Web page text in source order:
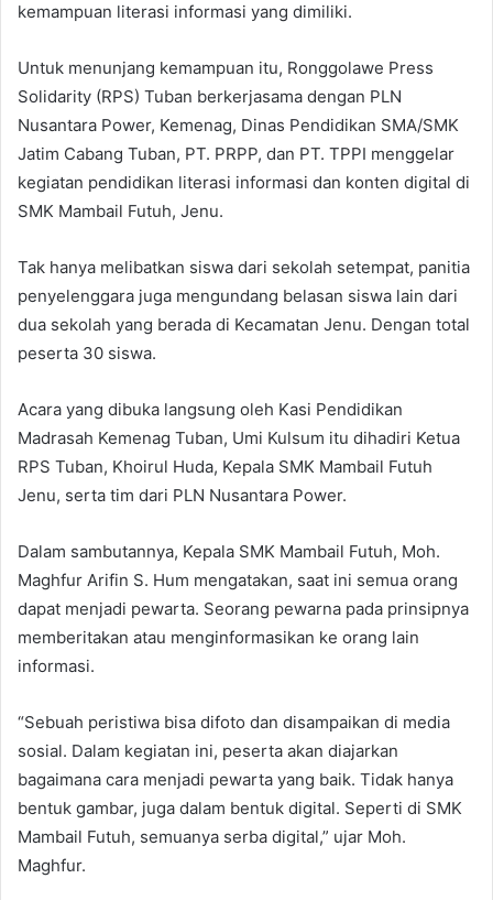
kemampuan literasi informasi yang dimiliki.
Untuk menunjang kemampuan itu, Ronggolawe Press
Solidarity (RPS) Tuban berkerjasama dengan PLN
Nusantara Power, Kemenag, Dinas Pendidikan SMA/SMK
Jatim Cabang Tuban, PT. PRPP, dan PT. TPPI menggelar
kegiatan pendidikan literasi informasi dan konten digital di
SMK Mambail Futuh, Jenu.
Tak hanya melibatkan siswa dari sekolah setempat, panitia
penyelenggara juga mengundang belasan siswa lain dari
dua sekolah yang berada di Kecamatan Jenu. Dengan total
peserta 30 siswa.
Acara yang dibuka langsung oleh Kasi Pendidikan
Madrasah Kemenag Tuban, Umi Kulsum itu dihadiri Ketua
RPS Tuban, Khoirul Huda, Kepala SMK Mambail Futuh
Jenu, serta tim dari PLN Nusantara Power.
Dalam sambutannya, Kepala SMK Mambail Futuh, Moh.
Maghfur Arifin S. Hum mengatakan, saat ini semua orang
dapat menjadi pewarta. Seorang pewarna pada prinsipnya
memberitakan atau menginformasikan ke orang lain
informasi.
“Sebuah peristiwa bisa difoto dan disampaikan di media
sosial. Dalam kegiatan ini, peserta akan diajarkan
bagaimana cara menjadi pewarta yang baik. Tidak hanya
bentuk gambar, juga dalam bentuk digital. Seperti di SMK
Mambail Futuh, semuanya serba digital,” ujar Moh.
Maghfur.